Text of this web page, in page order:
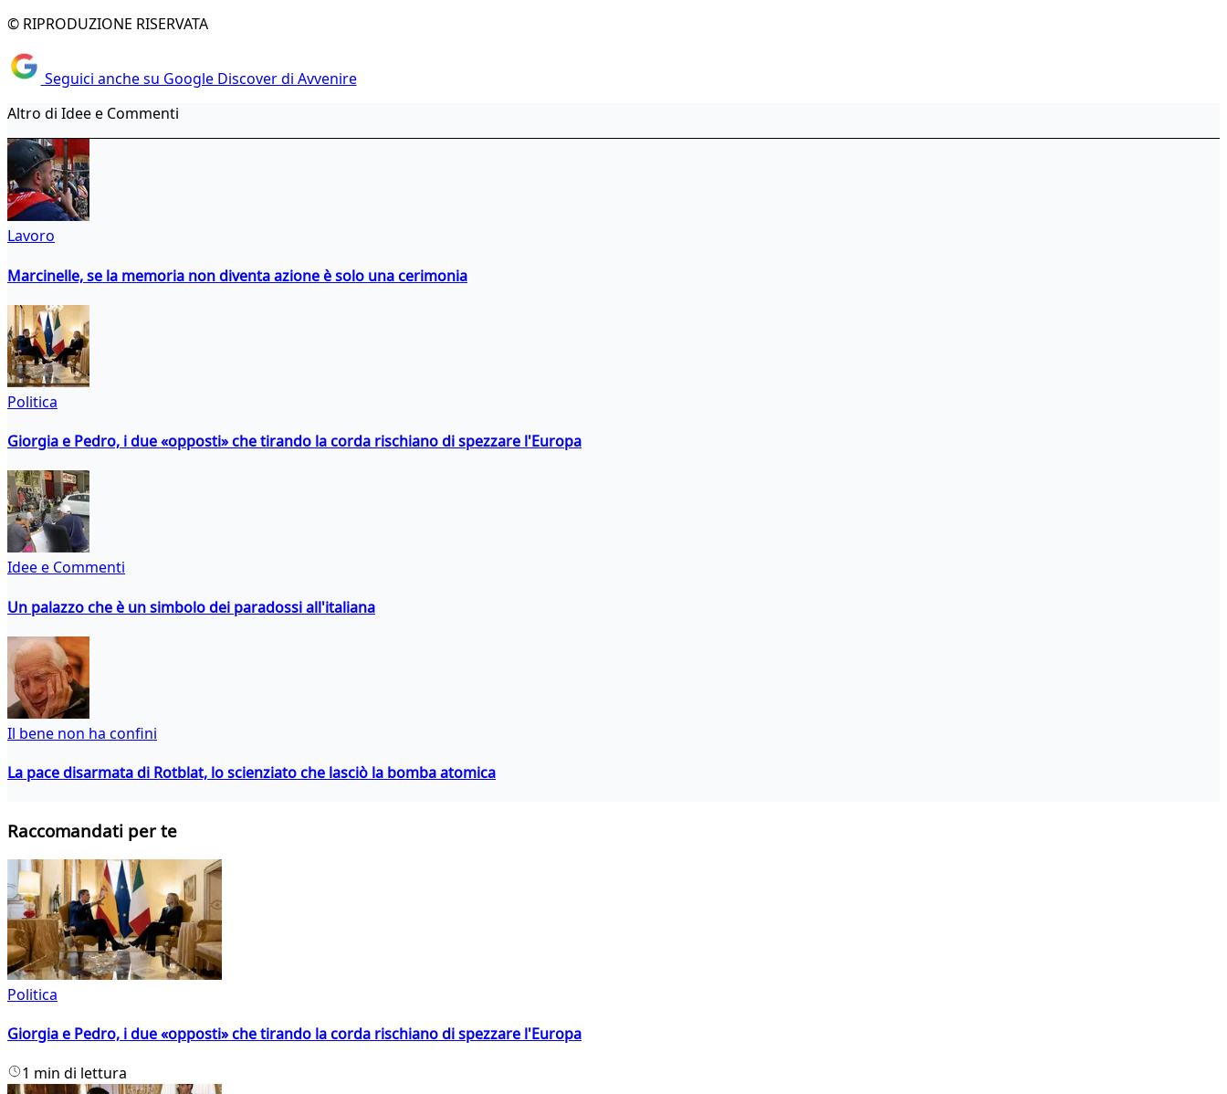
© RIPRODUZIONE RISERVATA
Seguici anche su Google Discover di Avvenire
Altro di Idee e Commenti
Lavoro
Marcinelle, se la memoria non diventa azione è solo una cerimonia
Politica
Giorgia e Pedro, i due «opposti» che tirando la corda rischiano di spezzare l'Europa
Idee e Commenti
Un palazzo che è un simbolo dei paradossi all'italiana
Il bene non ha confini
La pace disarmata di Rotblat, lo scienziato che lasciò la bomba atomica
Raccomandati per te
Politica
Giorgia e Pedro, i due «opposti» che tirando la corda rischiano di spezzare l'Europa
1 min di lettura